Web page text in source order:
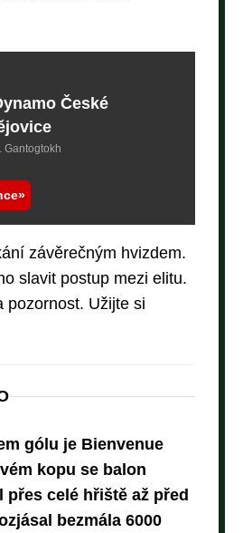
České
Gantogtokh
závěrečným hvizdem.
slavit postup mezi elitu.
pozornost. Užijte si
gólu je Bienvenue
kopu se balon
celé hřiště až před
bezmála 6000